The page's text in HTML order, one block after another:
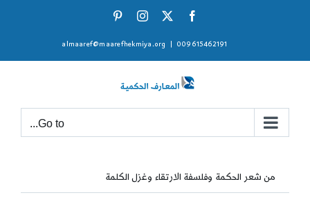
Facebook
X
Instagram
009615462191
almaaref@maarefhekmiya.org
Go to...
من شعر الحكمة وفلسفة الارتقاء وغزل الكلمة